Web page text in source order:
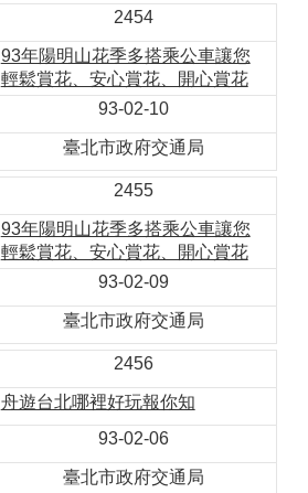
2454
93年陽明山花季多搭乘公車讓您
輕鬆賞花、安心賞花、開心賞花
93-02-10
臺北市政府交通局
2455
93年陽明山花季多搭乘公車讓您
輕鬆賞花、安心賞花、開心賞花
93-02-09
臺北市政府交通局
2456
舟遊台北哪裡好玩報你知
93-02-06
臺北市政府交通局